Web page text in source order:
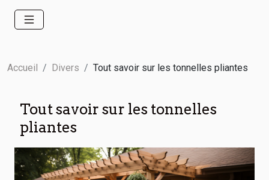
Accueil Divers Tout savoir sur les tonnelles pliantes
Tout savoir sur les tonnelles
pliantes